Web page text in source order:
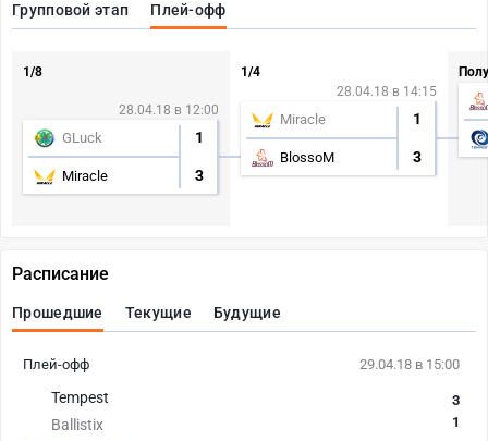
Групповой этап Плей-офф
1/8
28.04.18 в 12:00
GLuck 1
Miracle 3
1/4
28.04.18 в 14:15
Miracle 1
BlossoM 3
Расписание
Прошедшие Текущие Будущие
29.04.18 в 15:00
Tempest
Ballistix
3
1
Плей-офф